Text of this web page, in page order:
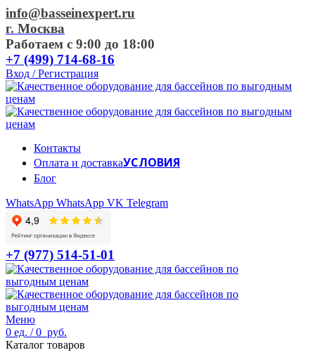
info@basseinexpert.ru
г. Москва
Работаем с 9:00 до 18:00
+7 (499) 714-68-16
Вход / Регистрация
Контакты
Оплата и доставкаУСЛОВИЯ
Блог
WhatsApp WhatsApp VK Telegram
+7 (977) 514-51-01
Меню
0 ед. / 0 руб.
Каталог товаров